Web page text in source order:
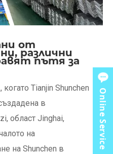
от
различни
пътя за
Tianjin Shunchen
в
област Jinghai,
на
на Shunchen в
Online Service